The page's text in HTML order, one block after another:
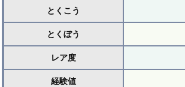
とくこう
とくぼう
レア度
経験値